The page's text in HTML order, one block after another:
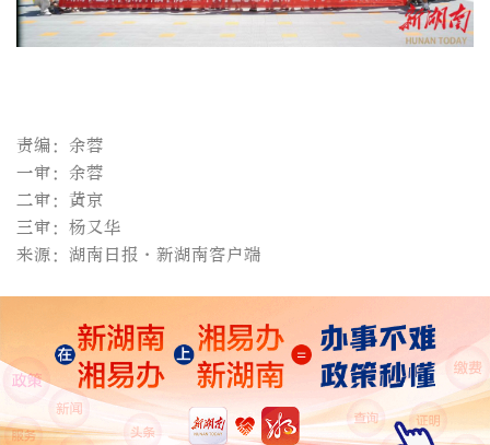
责编：余蓉
一审：余蓉
二审：黄京
三审：杨又华
来源：湖南日报·新湖南客户端